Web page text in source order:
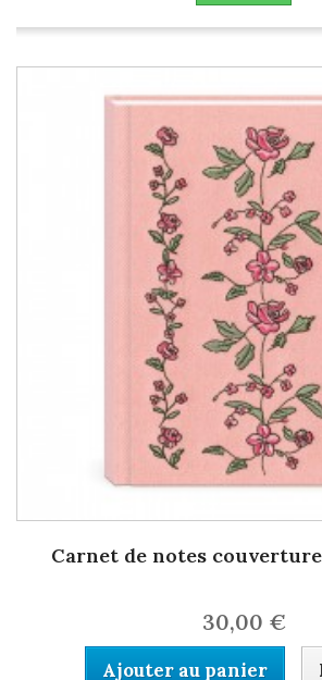
Carnet de notes
30,00 €
Ajouter au panier